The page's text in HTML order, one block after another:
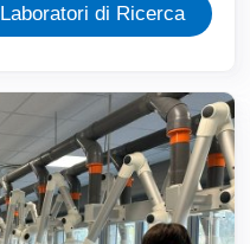
Laboratori di Ricerca